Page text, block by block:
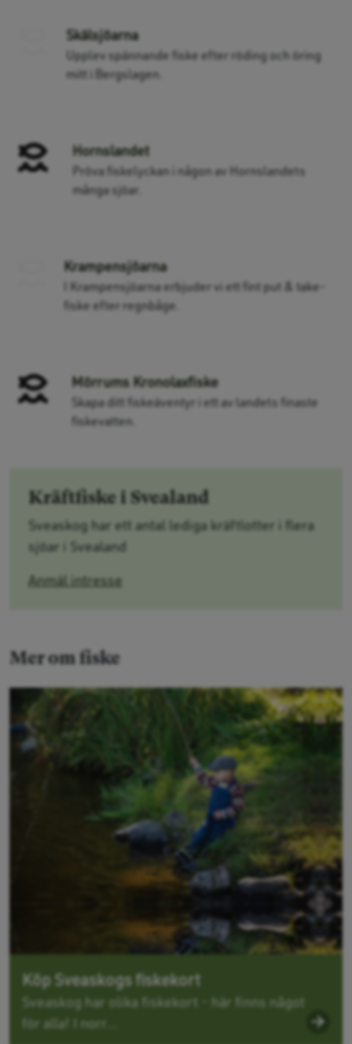
Skälsjöarna
Upplev spännande fiske efter röding och öring
mitt i Bergslagen.
Hornslandet
Pröva fiskelyckan i någon av Hornslandets
många sjöar.
Krampensjöarna
I Krampensjöarna erbjuder vi ett fint put & take-
fiske efter regnbåge.
Mörrums Kronolaxfiske
Skapa ditt fiskeäventyr i ett av landets finaste
fiskevatten.
Kräftfiske i Svealand
Sveaskog har ett antal lediga kräftlotter i flera
sjöar i Svealand
Anmäl intresse
Mer om fiske
Köp Sveaskogs fiskekort
Sveaskog har olika fiskekort - här finns något
för alla! I norr...